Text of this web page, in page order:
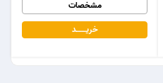
مشخصات
خریـــــــد